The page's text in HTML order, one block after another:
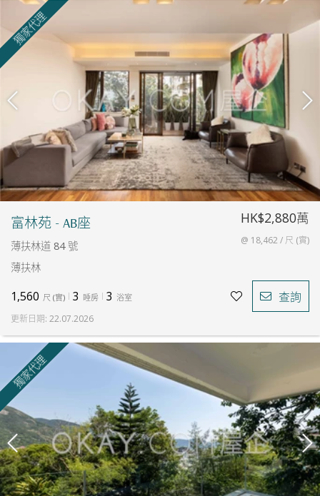
富林苑 - AB座
薄扶林道 84 號
薄扶林
HK$2,880萬
@ 18,462 / 尺 (實)
1,560 尺 (實) 3 睡房 3 浴室 查詢
更新日期: 22.07.2026
獨家代理
獨家代理